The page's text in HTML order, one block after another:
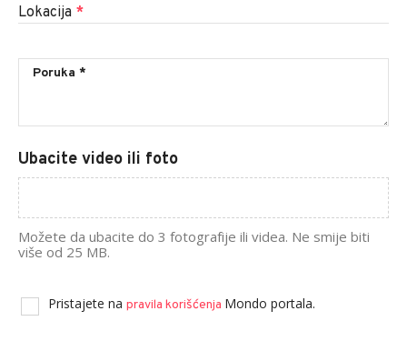
Lokacija *
Ubacite video ili foto
Možete da ubacite do 3 fotografije ili videa. Ne smije biti
više od 25 MB.
Pristajete na pravila korišćenja Mondo portala.